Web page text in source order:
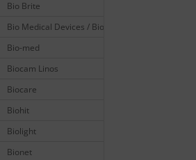
Bio Brite
Bio Medical Devices / Biomedical
Bio-med
Biocam Linos
Biocare
Biohit
Biolight
Bionet